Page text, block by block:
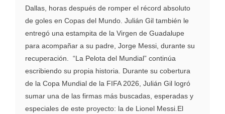
Dallas, horas después de romper el récord absoluto
de goles en Copas del Mundo. Julián Gil también le
entregó una estampita de la Virgen de Guadalupe
para acompañar a su padre, Jorge Messi, durante su
recuperación. “La Pelota del Mundial” continúa
escribiendo su propia historia. Durante su cobertura
de la Copa Mundial de la FIFA 2026, Julián Gil logró
sumar una de las firmas más buscadas, esperadas y
especiales de este proyecto: la de Lionel Messi.El